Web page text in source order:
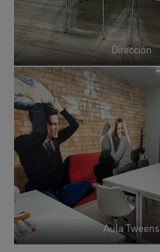
Dirección
Aula Tweens